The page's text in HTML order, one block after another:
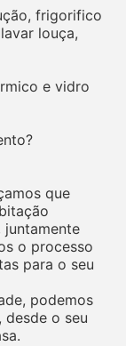
frigorifico
louça,
e vidro
que
o processo
para o seu
podemos
o seu